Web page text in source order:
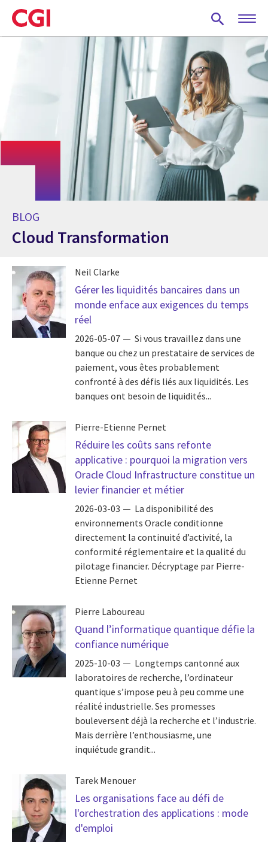
Skip
to
main
BLOG
Cloud Transformation
Neil Clarke
Gérer les liquidités bancaires dans un
monde enface aux exigences du temps
réel
2026-05-07
Si vous travaillez dans une
banque ou chez un prestataire de services de
paiement, vous êtes probablement
confronté à des défis liés aux liquidités. Les
banques ont besoin de liquidités...
Pierre-Etienne Pernet
Réduire les coûts sans refonte
applicative : pourquoi la migration vers
Oracle Cloud Infrastructure constitue un
levier financier et métier
2026-03-03
La disponibilité des
environnements Oracle conditionne
directement la continuité d’activité, la
conformité réglementaire et la qualité du
pilotage financier. Décryptage par Pierre-
Etienne Pernet
Pierre Laboureau
Quand l’informatique quantique défie la
confiance numérique
2025-10-03
Longtemps cantonné aux
laboratoires de recherche, l’ordinateur
quantique s’impose peu à peu comme une
réalité industrielle. Ses promesses
bouleversent déjà la recherche et l’industrie.
Mais derrière l’enthousiasme, une
inquiétude grandit...
Tarek Menouer
Les organisations face au défi de
l'orchestration des applications : mode
d'emploi